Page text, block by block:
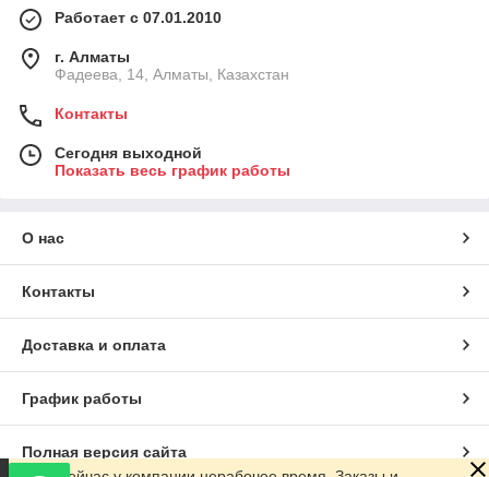
Работает с 07.01.2010
г. Алматы
Фадеева, 14, Алматы, Казахстан
Контакты
Сегодня выходной
Показать весь график работы
О нас
Контакты
Доставка и оплата
График работы
Полная версия сайта